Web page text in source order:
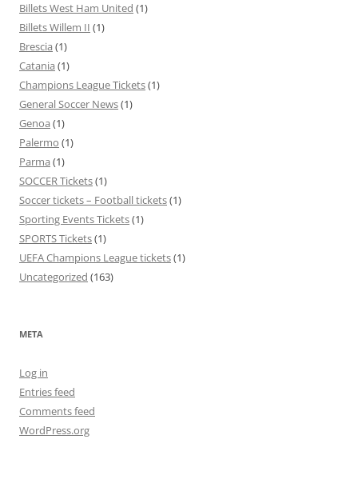
Billets West Ham United (1)
Billets Willem II (1)
Brescia (1)
Catania (1)
Champions League Tickets(1)
General Soccer News(1)
Genoa (1)
Palermo (1)
Parma (1)
SOCCER Tickets(1)
Soccer tickets – Football tickets(1)
Sporting Events Tickets(1)
SPORTS Tickets(1)
UEFA Champions League tickets(1)
Uncategorized (163)
META
Log in
Entries feed
Comments feed
WordPress.org